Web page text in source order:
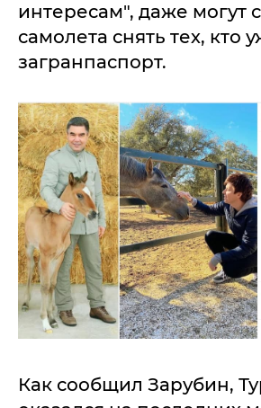
интересам", даже могут
самолета снять тех, кто
загранпаспорт.
Как сообщил Зарубин,